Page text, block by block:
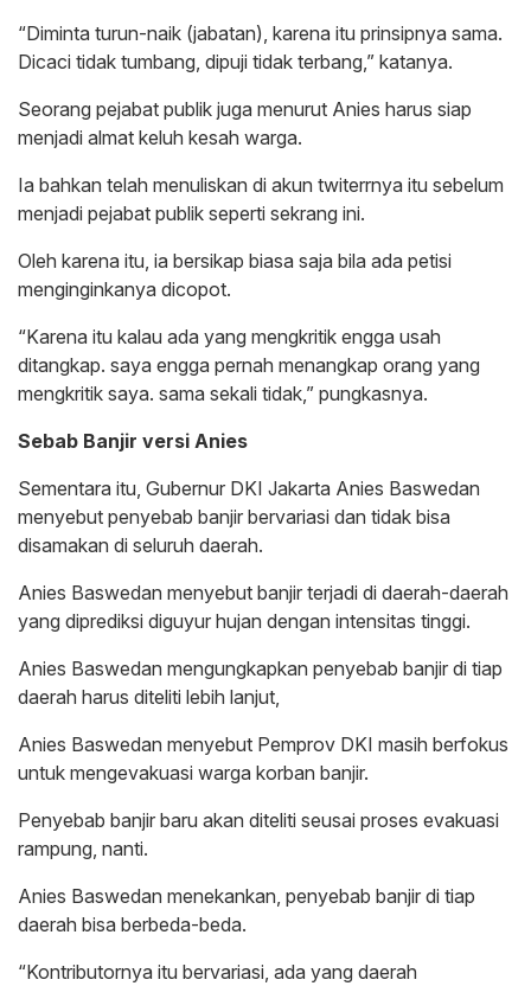
“Diminta turun-naik (jabatan), karena itu prinsipnya sama.
Dicaci tidak tumbang, dipuji tidak terbang,” katanya.
Seorang pejabat publik juga menurut Anies harus siap
menjadi almat keluh kesah warga.
Ia bahkan telah menuliskan di akun twiterrnya itu sebelum
menjadi pejabat publik seperti sekrang ini.
Oleh karena itu, ia bersikap biasa saja bila ada petisi
menginginkanya dicopot.
“Karena itu kalau ada yang mengkritik engga usah
ditangkap. saya engga pernah menangkap orang yang
mengkritik saya. sama sekali tidak,” pungkasnya.
Sebab Banjir versi Anies
Sementara itu, Gubernur DKI Jakarta Anies Baswedan
menyebut penyebab banjir bervariasi dan tidak bisa
disamakan di seluruh daerah.
Anies Baswedan menyebut banjir terjadi di daerah-daerah
yang diprediksi diguyur hujan dengan intensitas tinggi.
Anies Baswedan mengungkapkan penyebab banjir di tiap
daerah harus diteliti lebih lanjut,
Anies Baswedan menyebut Pemprov DKI masih berfokus
untuk mengevakuasi warga korban banjir.
Penyebab banjir baru akan diteliti seusai proses evakuasi
rampung, nanti.
Anies Baswedan menekankan, penyebab banjir di tiap
daerah bisa berbeda-beda.
“Kontributornya itu bervariasi, ada yang daerah